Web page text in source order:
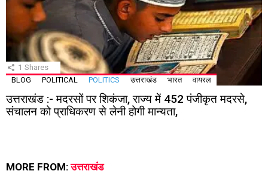
1 Shares
BLOG
POLITICAL POLITICS उत्तराखंड भारत वायरल
उत्तराखंड :- मदरसों पर शिकंजा, राज्य में 452 पंजीकृत मदरसे,
संचालन को प्राधिकरण से लेनी होगी मान्यता,
MORE FROM:उत्तराखंड